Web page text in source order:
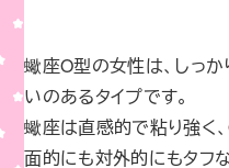
蠍座O型の女性は、しっ
いのあるタイプです。
蠍座は直感的で粘り強く
面的にも対外的にもタフ